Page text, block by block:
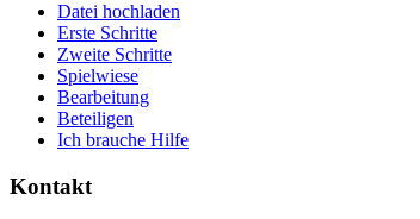
Datei hochladen
Erste Schritte
Zweite Schritte
Spielwiese
Bearbeitung
Beteiligen
Ich brauche Hilfe
Kontakt